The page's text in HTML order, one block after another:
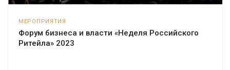
МЕРОПРИЯТИЯ
Форум бизнеса и власти «Неделя Российского
Ритейла» 2023